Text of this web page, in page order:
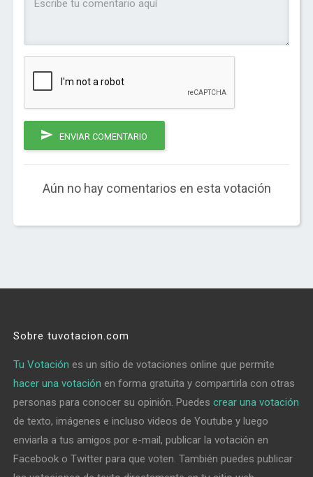
ENVIAR COMENTARIO
Aún no hay comentarios en esta votación
Sobre tuvotacion.com
Tu Votación es un sitio de votaciones online que permite
hacer una votación en forma gratuita y compartirla con otras
personas para conocer su opinión. Puedescrear una votación
de texto, imágenes e incluso videos de Youtube y luego
enviarla a tus amigos por e-mail, publicar la votación en
Facebook o Twitter para que voten. También puedes publicar